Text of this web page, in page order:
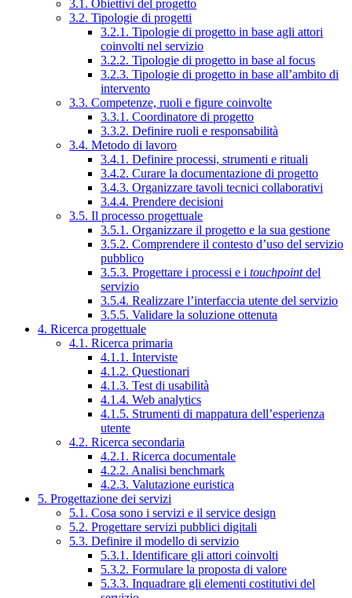
3.1. Obiettivi del progetto
3.2. Tipologie di progetti
3.2.1. Tipologie di progetto in base agli attori
coinvolti nel servizio
3.2.2. Tipologie di progetto in base al focus
3.2.3. Tipologie di progetto in base all’ambito di
intervento
3.3. Competenze, ruoli e figure coinvolte
3.3.1. Coordinatore di progetto
3.3.2. Definire ruoli e responsabilità
3.4. Metodo di lavoro
3.4.1. Definire processi, strumenti e rituali
3.4.2. Curare la documentazione di progetto
3.4.3. Organizzare tavoli tecnici collaborativi
3.4.4. Prendere decisioni
3.5. Il processo progettuale
3.5.1. Organizzare il progetto e la sua gestione
3.5.2. Comprendere il contesto d’uso del servizio
pubblico
3.5.3. Progettare i processi e i touchpointdel
servizio
3.5.4. Realizzare l’interfaccia utente del servizio
3.5.5. Validare la soluzione ottenuta
4. Ricerca progettuale
4.1. Ricerca primaria
4.1.1. Interviste
4.1.2. Questionari
4.1.3. Test di usabilità
4.1.4. Web analytics
4.1.5. Strumenti di mappatura dell’esperienza
utente
4.2. Ricerca secondaria
4.2.1. Ricerca documentale
4.2.2. Analisi benchmark
4.2.3. Valutazione euristica
5. Progettazione dei servizi
5.1. Cosa sono i servizi e il service design
5.2. Progettare servizi pubblici digitali
5.3. Definire il modello di servizio
5.3.1. Identificare gli attori coinvolti
5.3.2. Formulare la proposta di valore
5.3.3. Inquadrare gli elementi costitutivi del